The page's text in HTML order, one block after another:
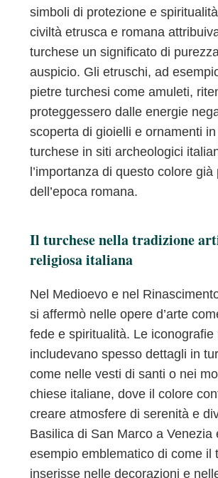
simboli di protezione e
civiltà etrusca e romana
turchese un significato di
auspicio. Gli etruschi, ad
pietre turchesi come amuleti,
proteggessero dalle energie
scoperta di gioielli e ornamenti
turchese in siti archeologici
l’importanza di questo colore già
dell’epoca romana.
Il turchese nella tradizione
religiosa italiana
Nel Medioevo e nel
si affermò nelle opere d’arte
fede e spiritualità. Le iconografie
includevano spesso dettagli in
come nelle vesti di santi o nei
chiese italiane, dove il colore
creare atmosfere di serenità e
Basilica di San Marco a Venezia
esempio emblematico di come il
inserisse nelle decorazioni e